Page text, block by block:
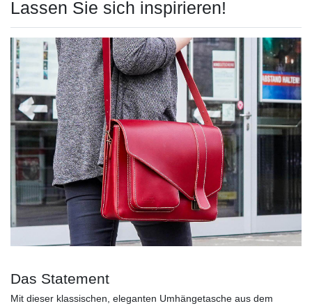
Lassen Sie sich inspirieren!
Das Statement
Mit dieser klassischen, eleganten Umhängetasche aus dem